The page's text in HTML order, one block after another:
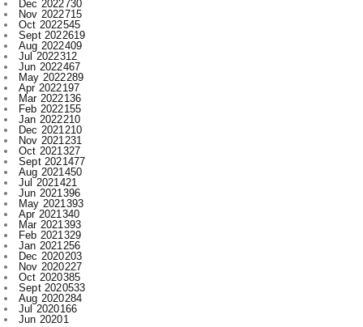
Dec 2022730
Nov 2022715
Oct 2022545
Sept 2022619
Aug 2022409
Jul 2022312
Jun 2022467
May 2022289
Apr 2022197
Mar 2022136
Feb 2022155
Jan 2022210
Dec 2021210
Nov 2021231
Oct 2021327
Sept 2021477
Aug 2021450
Jul 2021421
Jun 2021396
May 2021393
Apr 2021340
Mar 2021393
Feb 2021329
Jan 2021256
Dec 2020203
Nov 2020227
Oct 2020385
Sept 2020533
Aug 2020284
Jul 2020166
Jun 20201